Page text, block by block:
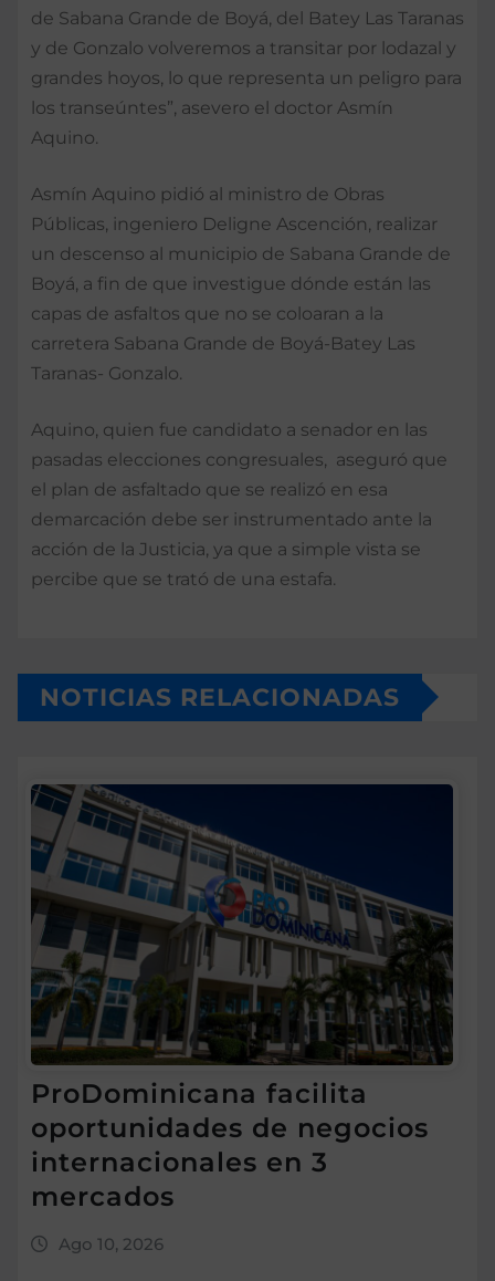
de Sabana Grande de Boyá, del Batey Las Taranas
y de Gonzalo volveremos a transitar por lodazal y
grandes hoyos, lo que representa un peligro para
los transeúntes”, asevero el doctor Asmín
Aquino.
Asmín Aquino pidió al ministro de Obras
Públicas, ingeniero Deligne Ascención, realizar
un descenso al municipio de Sabana Grande de
Boyá, a fin de que investigue dónde están las
capas de asfaltos que no se coloaran a la
carretera Sabana Grande de Boyá-Batey Las
Taranas- Gonzalo.
Aquino, quien fue candidato a senador en las
pasadas elecciones congresuales, aseguró que
el plan de asfaltado que se realizó en esa
demarcación debe ser instrumentado ante la
acción de la Justicia, ya que a simple vista se
percibe que se trató de una estafa.
NOTICIAS RELACIONADAS
ProDominicana facilita
oportunidades de negocios
internacionales en 3
mercados
Ago 10, 2026